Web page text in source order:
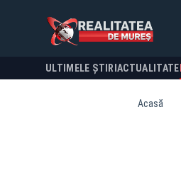
ULTIMELE ȘTIRI ACTUALITATE
Acasă